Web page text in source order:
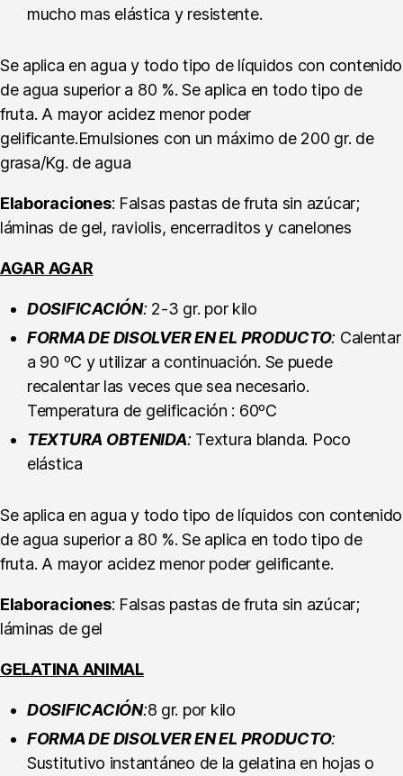
mucho mas elástica y resistente.
Se aplica en agua y todo tipo de líquidos con contenido
de agua superior a 80 %. Se aplica en todo tipo de
fruta. A mayor acidez menor poder
gelificante.Emulsiones con un máximo de 200 gr. de
grasa/Kg. de agua
Elaboraciones: Falsas pastas de fruta sin azúcar;
láminas de gel, raviolis, encerraditos y canelones
AGAR AGAR
DOSIFICACIÓN: 2-3 gr. por kilo
FORMA DE DISOLVER EN EL PRODUCTO: Calentar
a 90 ºC y utilizar a continuación. Se puede
recalentar las veces que sea necesario.
Temperatura de gelificación : 60ºC
TEXTURA OBTENIDA: Textura blanda. Poco
elástica
Se aplica en agua y todo tipo de líquidos con contenido
de agua superior a 80 %. Se aplica en todo tipo de
fruta. A mayor acidez menor poder gelificante.
Elaboraciones: Falsas pastas de fruta sin azúcar;
láminas de gel
GELATINA ANIMAL
DOSIFICACIÓN:8 gr. por kilo
FORMA DE DISOLVER EN EL PRODUCTO:
Sustitutivo instantáneo de la gelatina en hojas o